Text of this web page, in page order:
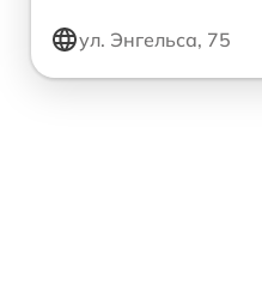
ул. Энгельса, 75